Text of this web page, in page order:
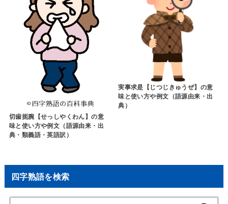
切歯扼腕【せっしやくわん】の意
味と使い方や例文（語源由来・出
典・類義語・英語訳）
実事求是【じつじきゅうぜ】の意
味と使い方や例文（語源由来・出
典）
四字熟語を検索